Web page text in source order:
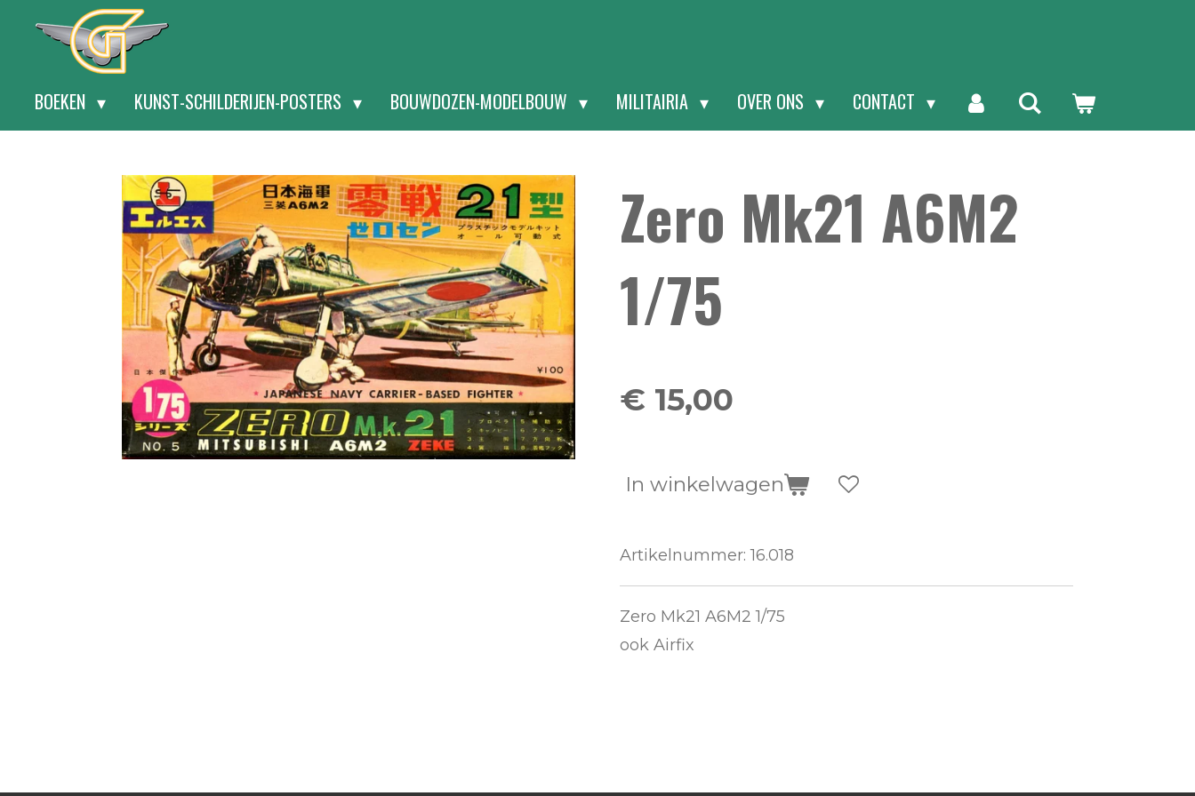
hoofdinhoud
BOEKEN KUNST-SCHILDERIJEN-POSTERS BOUWDOZEN-MODELBOUW MILITAIRIA OVER ONS CONTACT
Zero Mk21 A6M2
1/75
€ 15,00
In winkelwagen
Artikelnummer: 16.018
Zero Mk21 A6M2 1/75
ook Airfix